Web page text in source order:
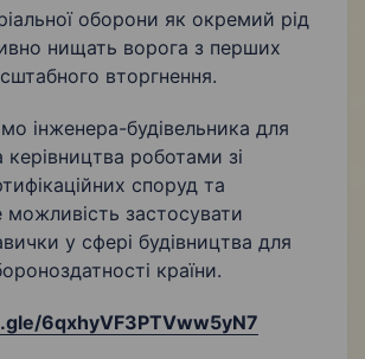
оборони як окремий рід
нищать ворога з перших
вторгнення.
інженера-будівельника для
керівництва роботами зі
споруд та
можливість застосувати
у сфері будівництва для
країни.
6qxhyVF3PTVww5yN7